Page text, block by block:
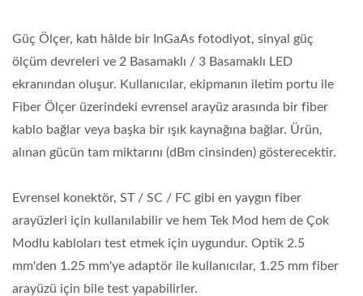
Güç Ölçer, katı hâlde bir InGaAs fotodiyot, sinyal güç
ölçüm devreleri ve 2 Basamaklı / 3 Basamaklı LED
ekranından oluşur. Kullanıcılar, ekipmanın iletim portu ile
Fiber Ölçer üzerindeki evrensel arayüz arasında bir fiber
kablo bağlar veya başka bir ışık kaynağına bağlar. Ürün,
alınan gücün tam miktarını (dBm cinsinden) gösterecektir.
Evrensel konektör, ST / SC / FC gibi en yaygın fiber
arayüzleri için kullanılabilir ve hem Tek Mod hem de Çok
Modlu kabloları test etmek için uygundur. Optik 2.5
mm'den 1.25 mm'ye adaptör ile kullanıcılar, 1.25 mm fiber
arayüzü için bile test yapabilirler.